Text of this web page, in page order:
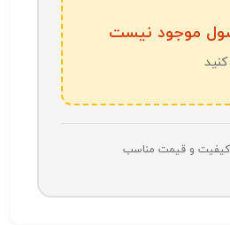
موجود نیست
کیفیت و قیمت مناسب